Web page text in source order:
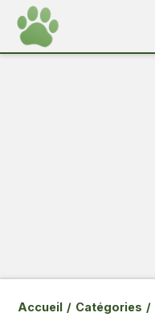
Accueil / Catégories /